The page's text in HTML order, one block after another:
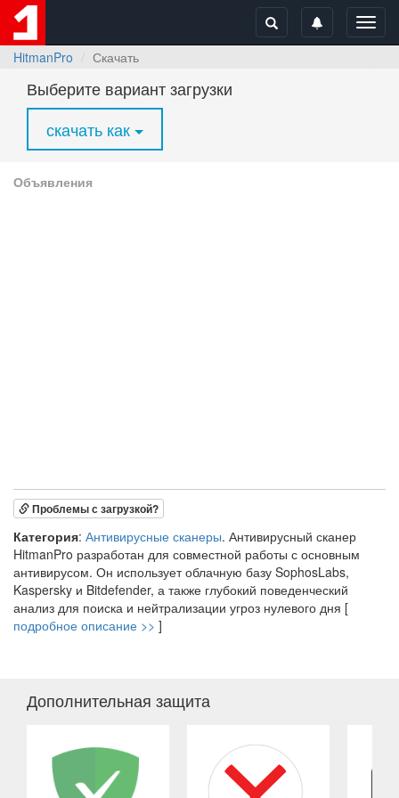
HitmanPro
Скачать
Выберите вариант загрузки
скачать как
Объявления
Проблемы с загрузкой?
Категория: Антивирусные сканеры. Антивирусный сканер
HitmanPro разработан для совместной работы с основным
антивирусом. Он использует облачную базу SophosLabs,
Kaspersky и Bitdefender, а также глубокий поведенческий
анализ для поиска и нейтрализации угроз нулевого дня [
подробное описание >> ]
Дополнительная защита